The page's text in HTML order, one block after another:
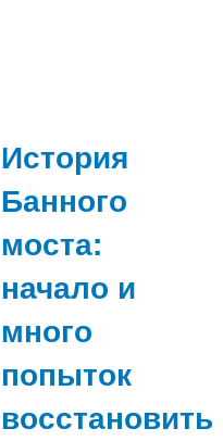
История
Банного
моста:
начало и
много
попыток
восстановить